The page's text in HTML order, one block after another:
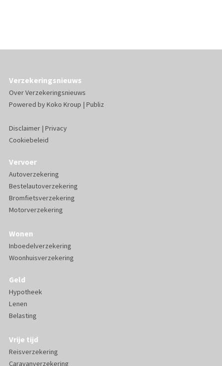
Verzekeringsnieuws
Over Verzekeringsnieuws
Powered byKoko Kroup | Publiz
Disclaimer| Privacy
Cookiebeleid
Vervoer
Autoverzekering
Bestelautoverzekering
Bromfietsverzekering
Motorverzekering
Wonen
Inboedelverzekering
Woonhuisverzekering
Geld
Hypotheek
Lenen
Belasting
Vrije tijd
Reisverzekering
Caravanverzekering